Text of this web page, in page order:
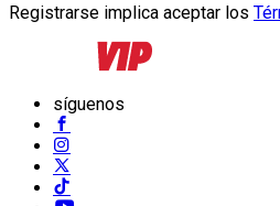
Registrarse implica aceptar los
síguenos